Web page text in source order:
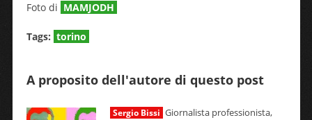
Foto di MAMJODH
Tags: torino
A proposito dell'autore di questo post
Sergio Bissi Giornalista professionista,